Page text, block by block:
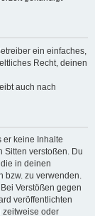
ein einfaches,
Recht, deinen
auch nach
er keine Inhalte
Sitten verstoßen. Du
in deinen
bzw. zu verwenden.
Verstößen gegen
veröffentlichten
zeitweise oder